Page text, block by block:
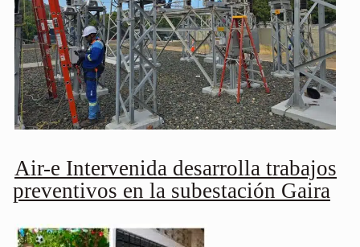
Air-e Intervenida desarrolla trabajos
preventivos en la subestación Gaira